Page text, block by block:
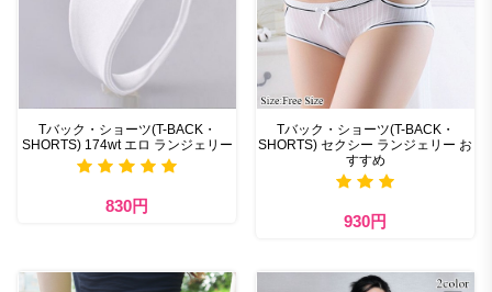
Tバック・ショーツ(T-BACK・
SHORTS) 174wt エロ ランジェリー
830円
Tバック・ショーツ(T-BACK・
SHORTS) セクシー ランジェリー お
すすめ
930円